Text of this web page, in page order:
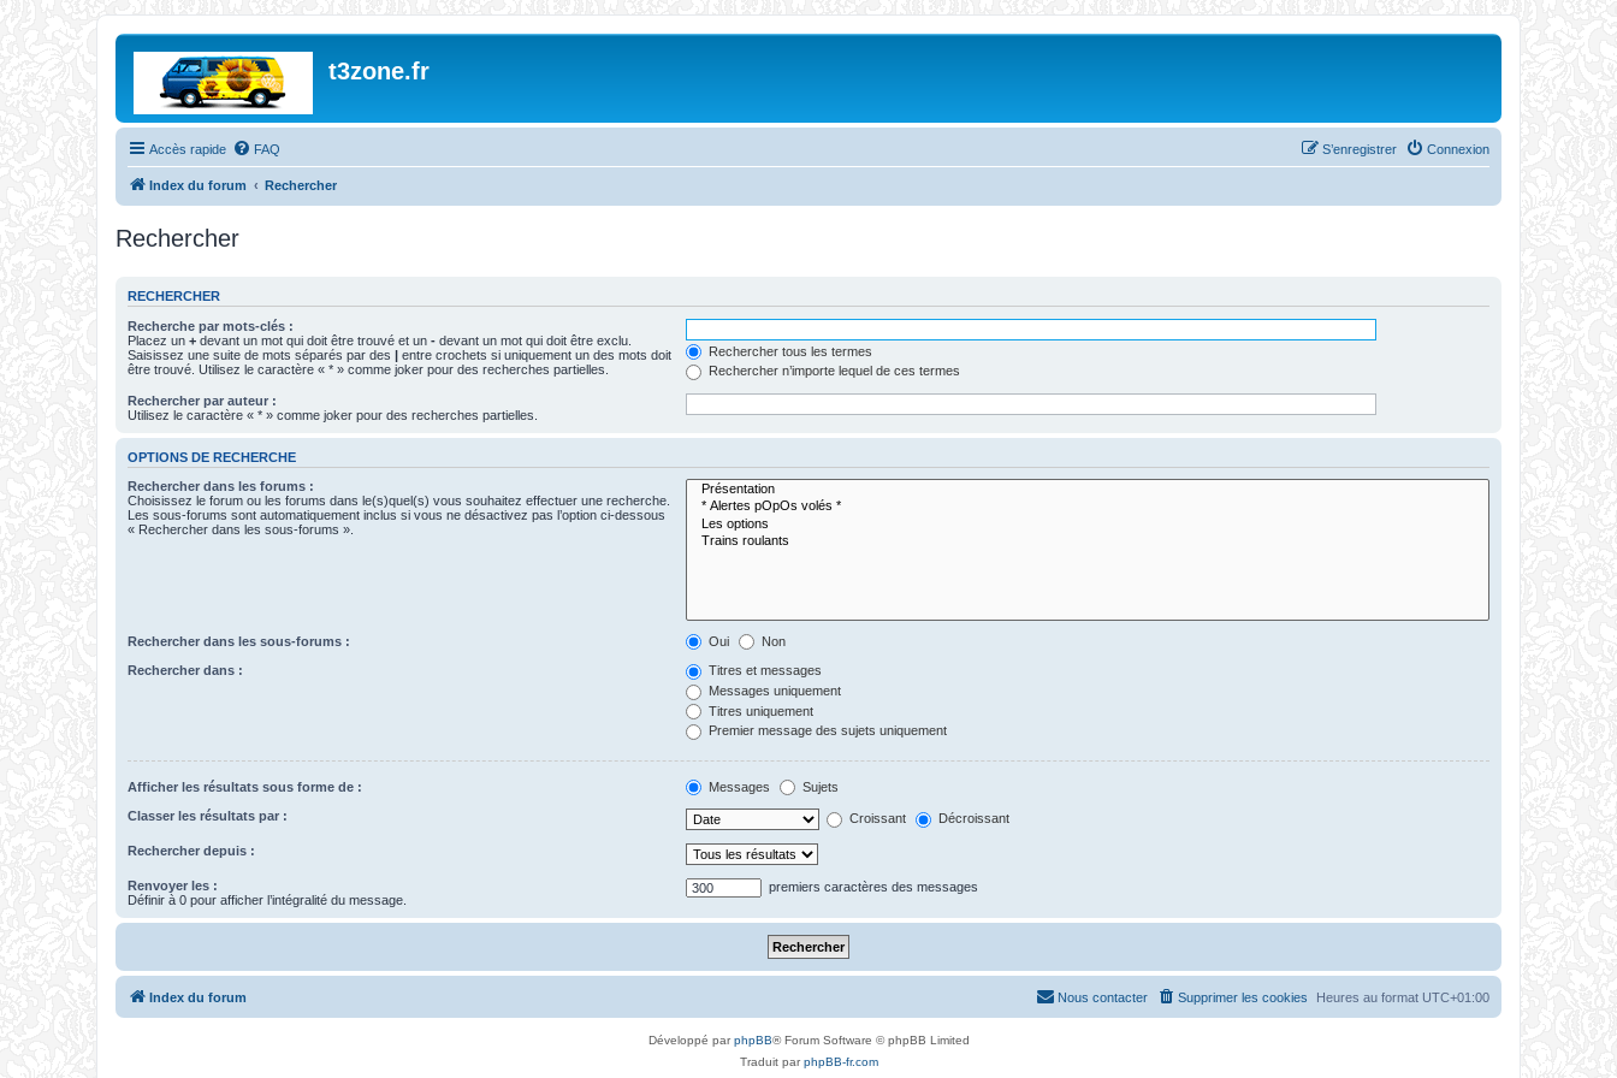
t3zone.fr
Accès rapide FAQ Connexion
S’enregistrer
Index du forum Rechercher
Rechercher
RECHERCHER
Recherche par mots-clés :
Placez un + devant un mot qui doit être trouvé et un - devant un mot qui doit être exclu.
Saisissez une suite de mots séparés par des | entre crochets si uniquement un des mots doit
être trouvé. Utilisez le caractère « * » comme joker pour des recherches partielles.
Rechercher tous les termes
Rechercher n’importe lequel de ces termes
Rechercher par auteur :
Utilisez le caractère « * » comme joker pour des recherches partielles.
OPTIONS DE RECHERCHE
Rechercher dans les forums :
Choisissez le forum ou les forums dans le(s)quel(s) vous souhaitez effectuer une recherche.
Les sous-forums sont automatiquement inclus si vous ne désactivez pas l’option ci-dessous
« Rechercher dans les sous-forums ».
Rechercher dans les sous-forums : Oui Non
Rechercher dans :
Titres et messages
Messages uniquement
Titres uniquement
Premier message des sujets uniquement
Afficher les résultats sous forme de : Messages Sujets
Classer les résultats par : Croissant Décroissant
Rechercher depuis :
Renvoyer les :
Définir à 0 pour afficher l’intégralité du message.
premiers caractères des messages
Index du forum Heures au format UTC+01:00
Supprimer les cookies
Nous contacter
Développé parphpBB® Forum Software © phpBB Limited
Traduit parphpBB-fr.com